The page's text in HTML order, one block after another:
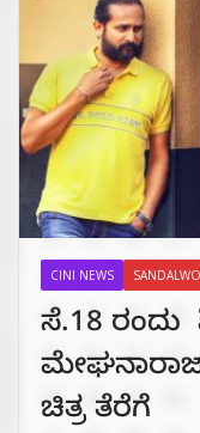
CINI NEWS
ಸೆ.18 ರಂದು
ಚಿತ್ರ